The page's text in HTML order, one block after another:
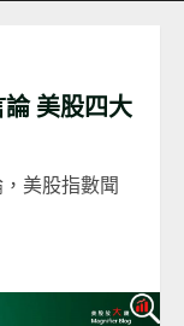
論 美股四大
美股指數聞